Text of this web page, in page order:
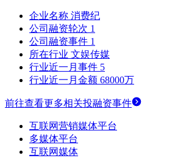
企业名称 消费纪
公司融资轮次 1
公司融资事件 1
所在行业 文娱传媒
行业近一月事件 5
行业近一月金额 68000万
前往查看更多相关投融资事件
互联网营销媒体平台
多媒体平台
互联网媒体